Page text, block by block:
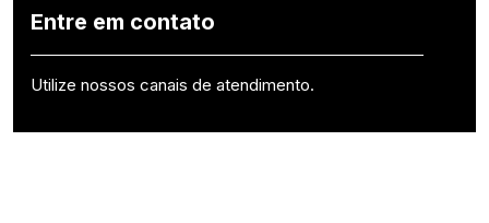
Entre em contato
Utilize nossos canais de atendimento.